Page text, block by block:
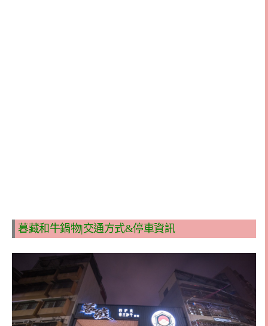
暮藏和牛鍋物|交通方式&停車資訊